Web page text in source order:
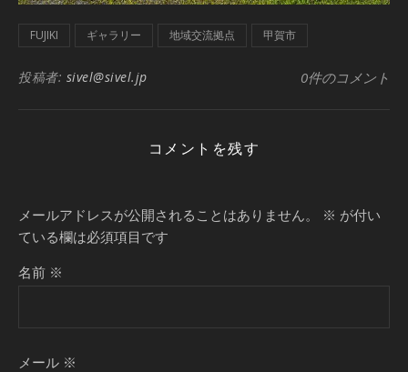
FUJIKI ギャラリー 地域交流拠点 甲賀市
投稿者: sivel@sivel.jp 0件のコメント
コメントを残す
メールアドレスが公開されることはありません。 ※ が付い
ている欄は必須項目です
名前 ※
メール ※